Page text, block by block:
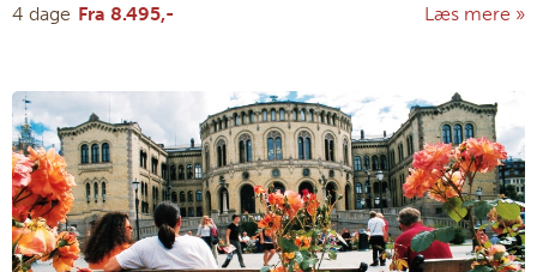
4 dage Fra8.495,- Læs mere